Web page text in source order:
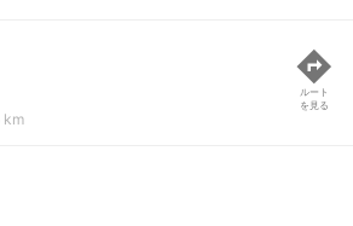
km
ルート
を見る